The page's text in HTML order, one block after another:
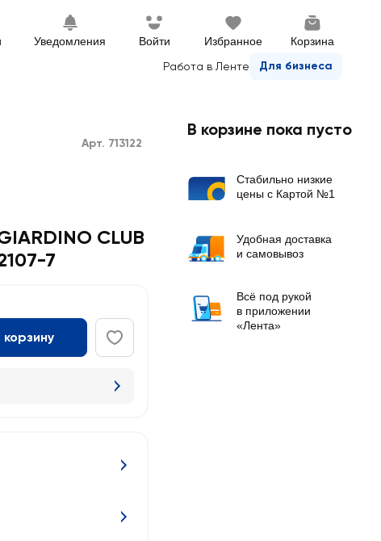
Уведомления Войти Избранное Корзина
Работа в Ленте Для бизнеса
Арт. 713122
CLUB
7
корзину
В корзине пока пусто
Стабильно низкие
цены с Картой №1
Удобная доставка
и самовывоз
Всё под рукой
в приложении
«Лента»